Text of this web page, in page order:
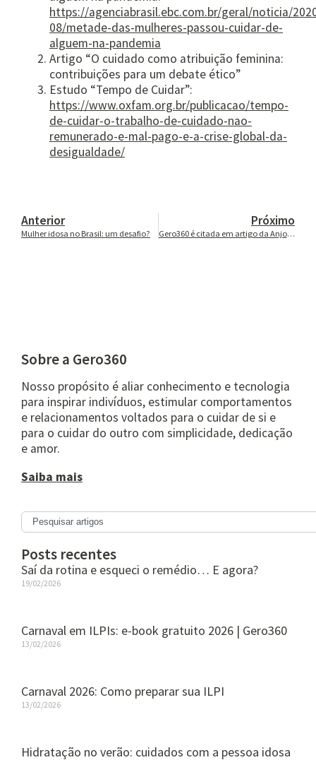
https://agenciabrasil.ebc.com.br/geral/noticia/
08/metade-das-mulheres-passou-cuidar-de-
alguem-na-pandemia
Artigo “O cuidado como atribuição feminina:
contribuições para um debate ético”
Estudo “Tempo de Cuidar”:
https://www.oxfam.org.br/publicacao/tempo-
de-cuidar-o-trabalho-de-cuidado-nao-
remunerado-e-mal-pago-e-a-crise-global-da-
desigualdade/
Anterior
Mulher idosa no Brasil: um desafio?
Próximo
Gero360 é citada em artigo da Anjos do Brasil
Sobre a Gero360
Nosso propósito é aliar conhecimento e tecnologia
para inspirar indivíduos, estimular comportamentos
e relacionamentos voltados para o cuidar de si e
para o cuidar do outro com simplicidade, dedicação
e amor.
Saiba mais
Posts recentes
Saí da rotina e esqueci o remédio… E agora?
19/02/2026
Carnaval em ILPIs: e-book gratuito 2026 | Gero360
13/02/2026
Carnaval 2026: Como preparar sua ILPI
13/02/2026
Hidratação no verão: cuidados com a pessoa idosa